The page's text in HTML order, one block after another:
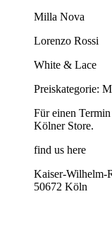
Milla Nova
Lorenzo Rossi
White & Lace
Preiskategorie:
Für einen
Kölner Store.
find us here
Kaiser-Wilhelm-
50672 Köln